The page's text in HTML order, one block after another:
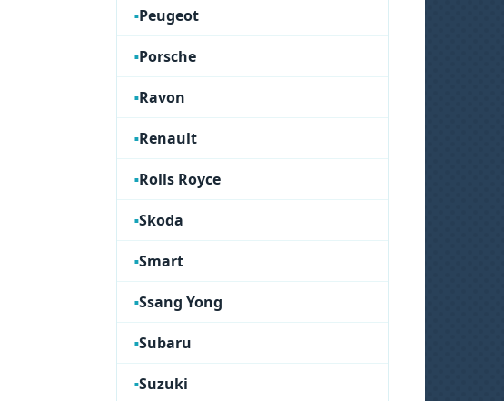
Peugeot
Porsche
Ravon
Renault
Rolls Royce
Skoda
Smart
Ssang Yong
Subaru
Suzuki